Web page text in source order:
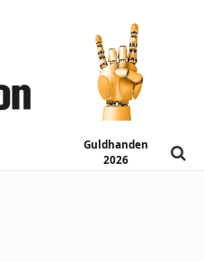
Guldhanden
2026